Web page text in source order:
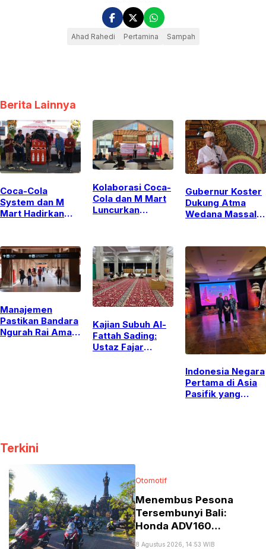
Ahad Rahedi Pertamina Sampah
Berita Lainnya
Coca-Cola
System dan M
Mart Hadirkan
Pengumpulan
Kemasan di Bali
Kolaborasi Coca-
Cola dan M Mart
Luncurkan
Kuta, Dorong
Ekosistem Daur
Ulang Kemasan
Plastik
Gubernur Koster
Dukung Atma
Wedana Massal
Komitmen
Perkuat Desa
Adat
Manajemen
Pastikan Bandara
Ngurah Rai Aman
Kajian Subuh Al-
Fattah Sading:
Ustaz Fajar
Indonesia Negara
Pertama di Asia
Pasifik yang
Terkini
Otomotif
Menembus Pesona
Tersembunyi Bali:
Honda ADV160
Pasrahkan
8 Agustus 2026, 14:53 WIB